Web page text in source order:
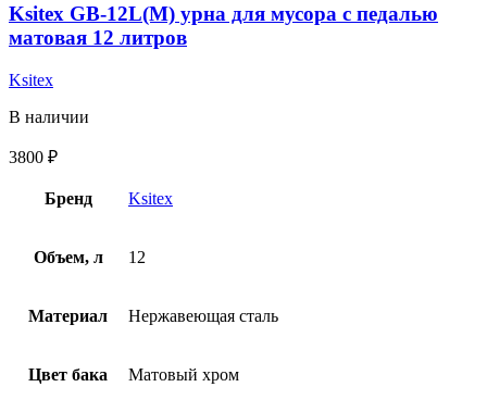
Ksitex GB-12L(M) урна для мусора с педалью
матовая 12 литров
Ksitex
В наличии
3800 ₽
Бренд Ksitex
Объем, л 12
Материал Нержавеющая сталь
Цвет бака Матовый хром